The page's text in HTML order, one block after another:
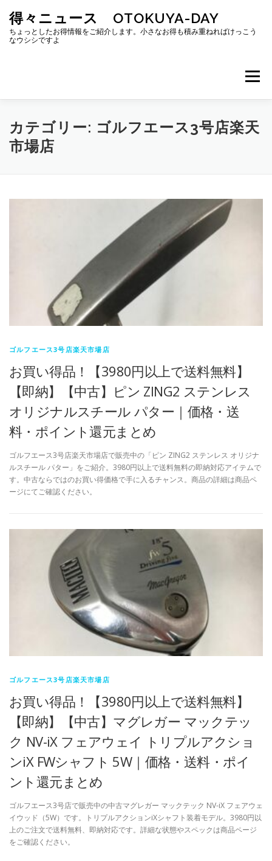
ッ
得々ニュース OTOKUYA-DAY
ちょっとしたお得情報をご紹介します。小さなお得も積み重ねればけっこう
なウシシですよ
メニュー
カテゴリー: ゴルフエース3号店楽天
市場店
ゴルフエース3号店楽天市場店
お買い得品！【3980円以上で送料無料】
【即納】【中古】ピン ZING2 ステンレス
オリジナルスチール パター｜価格・送
料・ポイント還元まとめ
ゴルフエース3号店楽天市場店で販売中の「ピン ZING2 ステンレス オリジナ
ルスチール パター」をご紹介。3980円以上で送料無料の即納対応アイテムで
す。中古ならではのお買い得価格で手に入るチャンス。商品の詳細は商品ペ
ージにてご確認ください。
ゴルフエース3号店楽天市場店
お買い得品！【3980円以上で送料無料】
【即納】【中古】マグレガー マックテッ
ク NV-iX フェアウェイ トリプルアクショ
ンiX FWシャフト 5W｜価格・送料・ポイ
ント還元まとめ
ゴルフエース3号店で販売中の中古マグレガー マックテック NV-iX フェアウェ
イウッド（5W）です。トリプルアクションiXシャフト装着モデル。3980円以
上のご注文で送料無料、即納対応です。詳細な状態やスペックは商品ページ
をご確認ください。